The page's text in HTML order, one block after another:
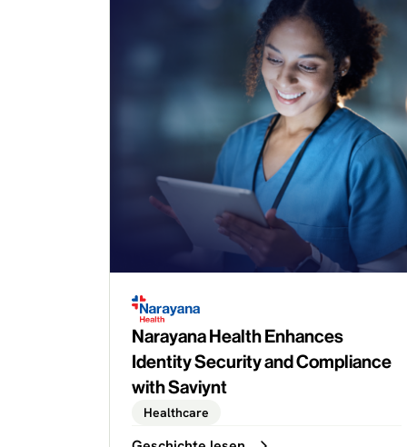
Narayana Health Enhances
Identity Security and Compliance
with Saviynt
Healthcare